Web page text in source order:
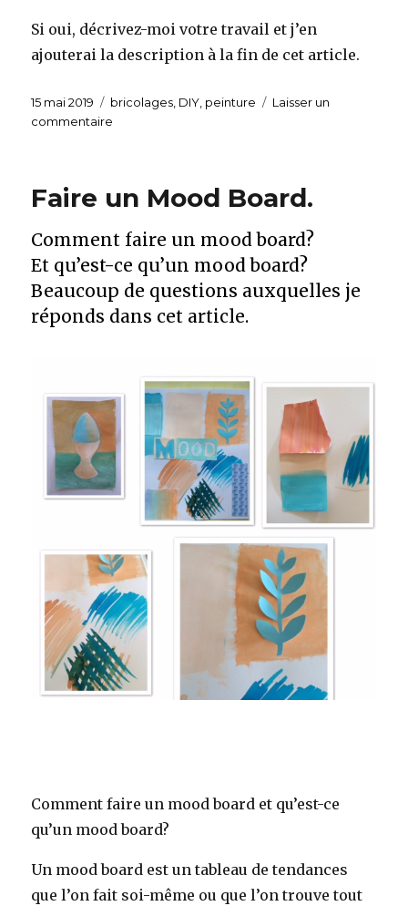
Si oui, décrivez-moi votre travail et j’en
ajouterai la description à la fin de cet article.
Publié
le
15 mai 2019 Catégories
bricolages, DIY, peinture
Laisser un
commentaire
avec
bouteille.
Faire un Mood Board.
Comment faire un mood board?
Et qu’est-ce qu’un mood board?
Beaucoup de questions auxquelles je
réponds dans cet article.
Comment faire un mood board et qu’est-ce
qu’un mood board?
Un mood board est un tableau de tendances
que l’on fait soi-même ou que l’on trouve tout